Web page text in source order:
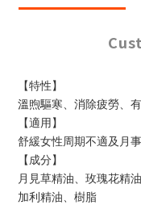
【特性】
溫煦驅寒、消除疲勞、
【適用】
舒緩女性周期不適及月
【成分】
月見草精油、玫瑰花精
加利精油、樹脂